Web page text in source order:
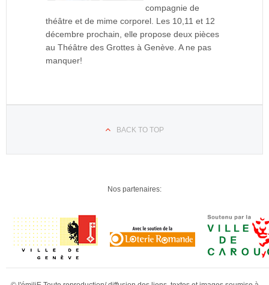
compagnie de
théâtre et de mime corporel. Les 10,11 et 12
décembre prochain, elle propose deux pièces
au Théâtre des Grottes à Genève. A ne pas
manquer!
BACK TO TOP
Nos partenaires: